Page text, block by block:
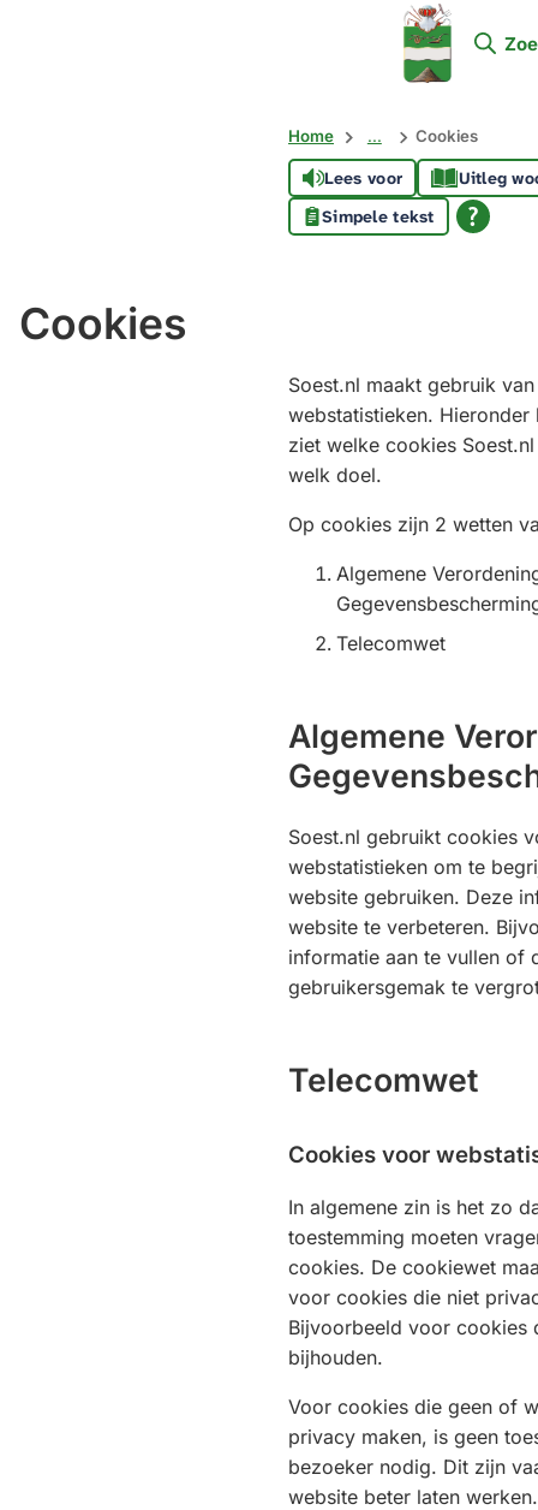
Mijn
Soest
Home ... Cookies
Lees voor
Uitleg
Simpele tekst
Cookies
Soest.nl maakt gebruik
webstatistieken. Hieronder
ziet welke cookies
welk doel.
Op cookies zijn 2 wetten
Algemene
Telecomwet
Algemene
Soest.nl gebruikt cookies
webstatistieken om te
website gebruiken. Deze
website te verbeteren.
informatie aan te vullen of
gebruikersgemak te
Telecomwet
Cookies voor
In algemene zin is het zo
toestemming moeten
cookies. De cookiewet
voor cookies die niet
Bijvoorbeeld voor cookies
bijhouden.
Voor cookies die geen of
privacy maken, is geen
bezoeker nodig. Dit zijn
website beter laten